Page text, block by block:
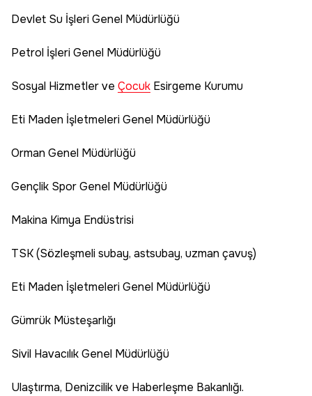
Devlet Su İşleri Genel Müdürlüğü
Petrol İşleri Genel Müdürlüğü
Sosyal Hizmetler ve Çocuk Esirgeme Kurumu
Eti Maden İşletmeleri Genel Müdürlüğü
Orman Genel Müdürlüğü
Gençlik Spor Genel Müdürlüğü
Makina Kimya Endüstrisi
TSK (Sözleşmeli subay, astsubay, uzman çavuş)
Eti Maden İşletmeleri Genel Müdürlüğü
Gümrük Müsteşarlığı
Sivil Havacılık Genel Müdürlüğü
Ulaştırma, Denizcilik ve Haberleşme Bakanlığı.